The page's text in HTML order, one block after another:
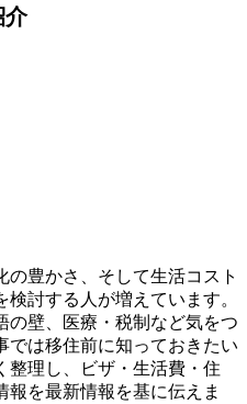
介
豊かさ、そして生活コスト
討する人が増えています。
の壁、医療・税制など気をつ
では移住前に知っておきたい
整理し、ビザ・生活費・住
報を最新情報を基に伝えま